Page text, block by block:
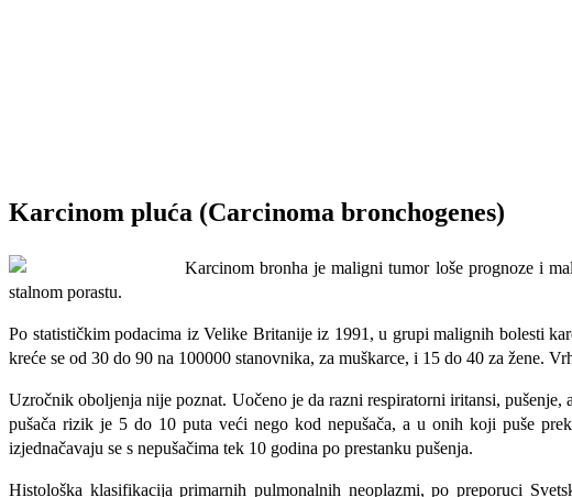
Karcinom pluća (Carcinoma bronchogenes)
Karcinom bronha je maligni tumor loše prognoze i
stalnom porastu.
Po statističkim podacima iz Velike Britanije iz 1991, u grupi malignih bolesti
kreće se od 30 do 90 na 100000 stanovnika, za muškarce, i 15 do 40 za žene.
Uzročnik oboljenja nije poznat. Uočeno je da razni respiratorni iritansi,
pušača rizik je 5 do 10 puta veći nego kod nepušača, a u onih koji puše
izjednačavaju se s nepušačima tek 10 godina po prestanku pušenja.
Histološka klasifikacija primarnih pulmonalnih neoplazmi, po preporuci